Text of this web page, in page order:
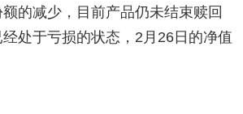
的减少，目前产品仍未结束赎回
处于亏损的状态，2月26日的净值